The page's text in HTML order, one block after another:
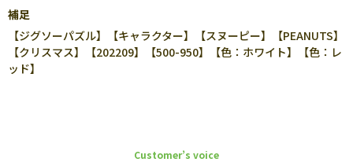
補足
【ジグソーパズル】【キャラクター】【スヌーピー】【PEANUTS】
【クリスマス】【202209】【500-950】【色：ホワイト】【色：レ
ッド】
Customer’s voice